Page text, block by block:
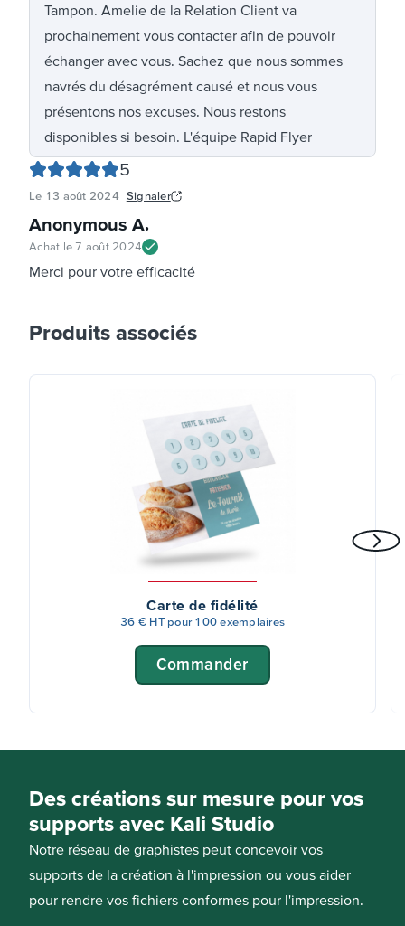
Tampon. Amelie de la Relation Client va
prochainement vous contacter afin de pouvoir
échanger avec vous. Sachez que nous sommes
navrés du désagrément causé et nous vous
présentons nos excuses. Nous restons
disponibles si besoin. L'équipe Rapid Flyer
5
Le 13 août 2024 Signaler
Anonymous A.
Achat le 7 août 2024
Merci pour votre efficacité
Produits associés
Carte de fidélité
36 € HT pour 100 exemplaires
Commander
Des créations sur mesure pour vos
supports avec Kali Studio
Notre réseau de graphistes peut concevoir vos
supports de la création à l'impression ou vous aider
pour rendre vos fichiers conformes pour l'impression.